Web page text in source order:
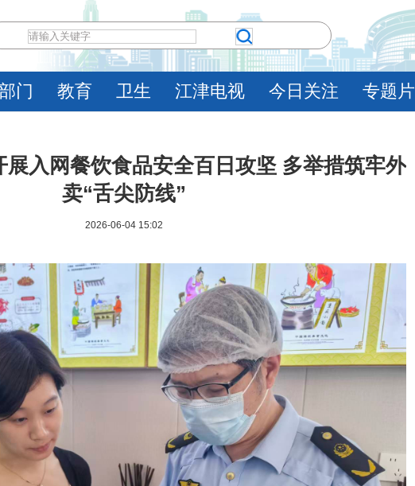
门 教育 卫生 江津电视 今日关注 专题片
展入网餐饮食品安全百日攻坚 多举措筑牢外
卖“舌尖防线”
2026-06-04 15:02